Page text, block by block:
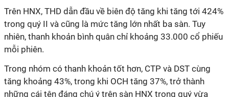
Trên HNX, THD dẫn đầu về biên độ tăng khi tăng tới 424%
trong quý II và cũng là mức tăng lớn nhất ba sàn. Tuy
nhiên, thanh khoản bình quân chỉ khoảng 33.000 cổ phiếu
mỗi phiên.
Trong nhóm có thanh khoản tốt hơn, CTP và DST cùng
tăng khoảng 43%, trong khi OCH tăng 37%, trở thành
những cái tên đáng chú ý trên sàn HNX trong quý vừa